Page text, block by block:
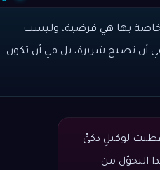
خاصة بها هي فرضية، وليست
أن تصبح شريرة، بل في أن تكون
لوكيلٍ ذكيٍّ
التحوّل من